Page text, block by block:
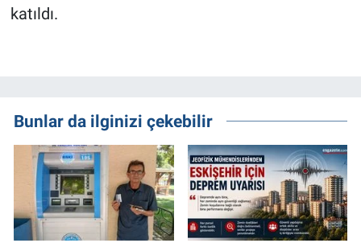
katıldı.
Bunlar da ilginizi çekebilir